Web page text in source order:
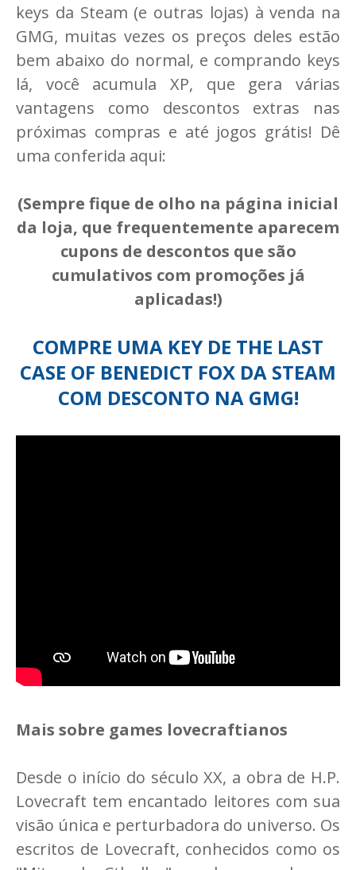
keys da Steam (e outras lojas) à venda na
GMG, muitas vezes os preços deles estão
bem abaixo do normal, e comprando keys
lá, você acumula XP, que gera várias
vantagens como descontos extras nas
próximas compras e até jogos grátis! Dê
uma conferida aqui:
(Sempre fique de olho na página inicial
da loja, que frequentemente aparecem
cupons de descontos que são
cumulativos com promoções já
aplicadas!)
COMPRE UMA KEY DE THE LAST
CASE OF BENEDICT FOX DA STEAM
COM DESCONTO NA GMG!
Mais sobre games lovecraftianos
Desde o início do século XX, a obra de H.P.
Lovecraft tem encantado leitores com sua
visão única e perturbadora do universo. Os
escritos de Lovecraft, conhecidos como os